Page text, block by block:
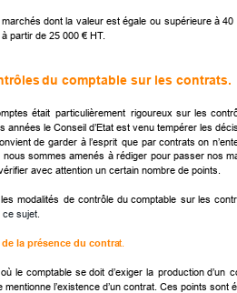
marchés dont la valeur est égale ou supérieure à 40
à partir de 25 000 € HT.
du comptable sur les contrats.
était particulièrement rigoureux sur les
années le Conseil d’Etat est venu tempérer les
de garder à l’esprit que par contrats on
nous sommes amenés à rédiger pour passer nos
avec attention un certain nombre de points.
les modalités de contrôle du comptable sur les
sujet.
la présence du contrat.
où le comptable se doit d’exiger la production d’un
mentionne l’existence d’un contrat. Ces points